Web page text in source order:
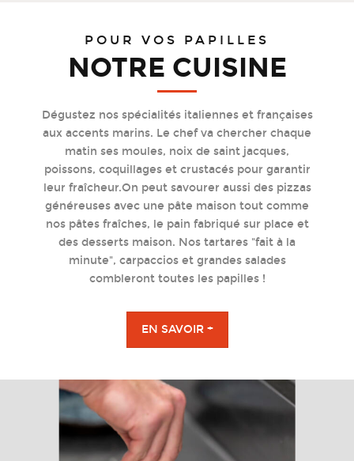
POUR VOS PAPILLES
NOTRE CUISINE
Dégustez nos spécialités italiennes et françaises
aux accents marins. Le chef va chercher chaque
matin ses moules, noix de saint jacques,
poissons, coquillages et crustacés pour garantir
leur fraîcheur.On peut savourer aussi des pizzas
généreuses avec une pâte maison tout comme
nos pâtes fraîches, le pain fabriqué sur place et
des desserts maison. Nos tartares "fait à la
minute", carpaccios et grandes salades
combleront toutes les papilles !
EN SAVOIR +